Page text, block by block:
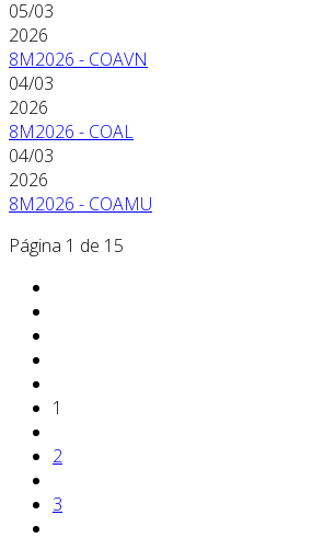
05/03
2026
8M2026 - COAVN
04/03
2026
8M2026 - COAL
04/03
2026
8M2026 - COAMU
Página 1 de 15
1
2
3